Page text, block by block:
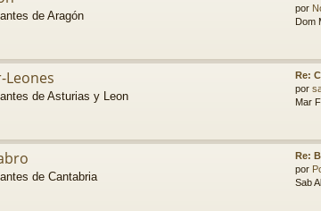
de Aragón
por
Dom
Leones
de Asturias y Leon
Re:
por
Mar
de Cantabria
Re:
por
Sab